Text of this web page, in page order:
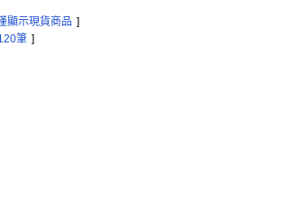
顯示現貨商品 ]
筆 ]